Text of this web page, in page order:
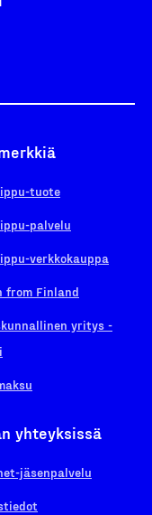
tuote
palvelu
verkkokauppa
from Finland
yritys -
yhteyksissä
jäsenpalvelu